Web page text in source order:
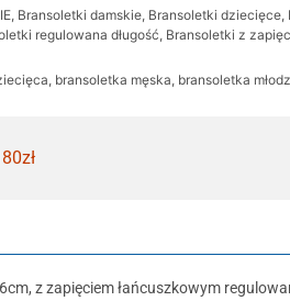
, Bransoletki damskie, Bransoletki dziecięce,
regulowana długość, Bransoletki z
, bransoletka męska, bransoletka
z zapięciem łańcuszkowym